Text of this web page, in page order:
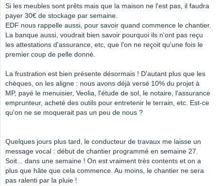
Si les meubles sont prêts mais que la maison ne l'est pas, il faudra
payer 30€ de stockage par semaine.
EDF nous rappelle aussi, pour savoir quand commence le chantier.
La banque aussi, voudrait bien savoir pourquoi ils n'ont pas reçu
les attestations d'assurance, etc, que l'on ne reçoit qu'une fois le
premier coup de pelle donné.
La frustration est bien présente désormais ! D'autant plus que les
chèques, on les aligne : nous avons déjà versé 10% du projet à
MP, payé le menuisier, Veolia, l'étude de sol, le notaire, l'assurance
emprunteur, acheté des outils pour entretenir le terrain, etc. Est-ce
qu'on ne se moquerait pas un peu de nous ?
Quelques jours plus tard, le conducteur de travaux me laisse un
message vocal : début de chantier programmé en semaine 27.
Soit... dans une semaine ! On est vraiment très contents et on a
plus que hâte que cela commence. Au moins, le chantier ne sera
pas ralenti par la pluie !